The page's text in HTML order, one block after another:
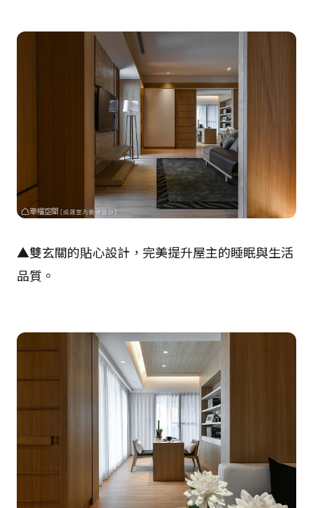
▲雙玄關的貼心設計，完美提升屋主的睡眠與生活
品質。